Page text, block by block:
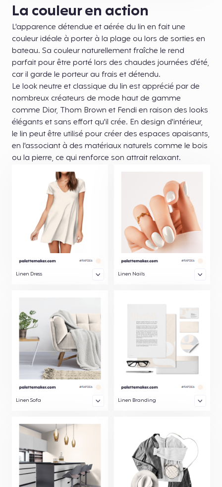
La couleur en action
L'apparence détendue et aérée du lin en fait une
couleur idéale à porter à la plage ou lors de sorties en
bateau. Sa couleur naturellement fraîche le rend
parfait pour être porté lors des chaudes journées d'été,
car il garde le porteur au frais et détendu.
Le look neutre et classique du lin est apprécié par de
nombreux créateurs de mode haut de gamme
comme Dior, Thom Brown et Fendi en raison des looks
élégants et sans effort qu'il crée. En design d'intérieur,
le lin peut être utilisé pour créer des espaces apaisants,
en l'associant à des matériaux naturels comme le bois
ou la pierre, ce qui renforce son attrait relaxant.
Linen Dress Linen Nails
Linen Sofa Linen Branding